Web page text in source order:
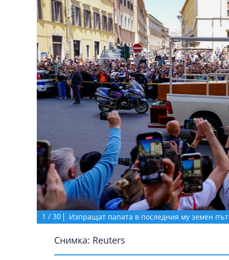
1 / 30 Изпращат папата в последния му земен път
Снимка: Reuters